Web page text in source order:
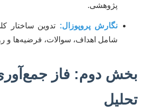
پژوهشی.
نگارش پروپوزال: تدوین ساختار
شامل اهداف، سوالات، فرضیه‌ها و
بخش دوم: فاز
تحلیل